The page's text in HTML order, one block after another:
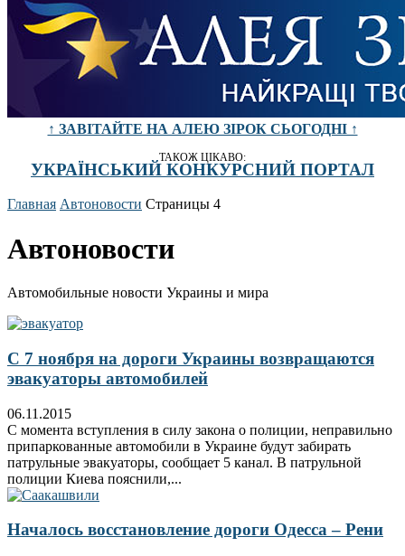
↑ ЗАВІТАЙТЕ НА АЛЕЮ ЗІРОК СЬОГОДНІ ↑
ТАКОЖ ЦІКАВО:
УКРАЇНСЬКИЙ КОНКУРСНИЙ ПОРТАЛ
Главная Автоновости Страницы 4
Автоновости
Автомобильные новости Украины и мира
С 7 ноября на дороги Украины возвращаются
эвакуаторы автомобилей
06.11.2015
С момента вступления в силу закона о полиции, неправильно
припаркованные автомобили в Украине будут забирать
патрульные эвакуаторы, сообщает 5 канал. В патрульной
полиции Киева пояснили,...
Началось восстановление дороги Одесса – Рени